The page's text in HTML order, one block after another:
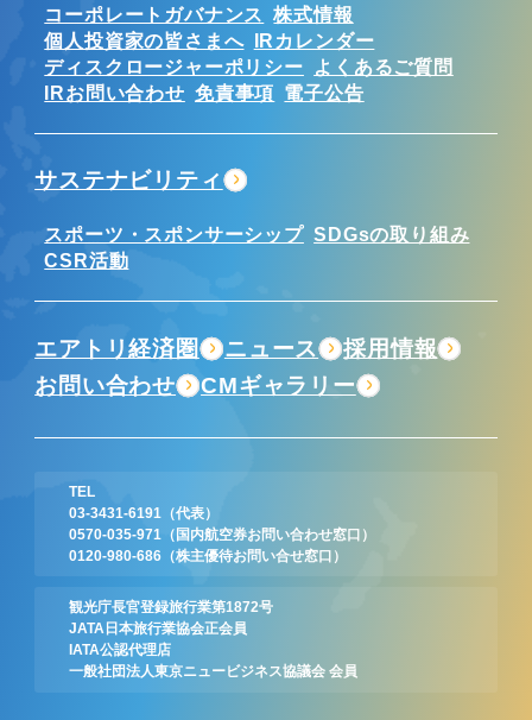
TEL
03-3431-6191
（代表）
0570-035-971
（国内航空券お問い合わせ窓口）
0120-980-686 （株主優待お問い合せ窓口）
観光庁長官登録旅行業第1872号
JATA日本旅行業協会正会員
IATA公認代理店
一般社団法人東京ニュービジネス協議会 会員
コーポレートガバナンス 株式情報
個人投資家の皆さまへ IRカレンダー
ディスクロージャーポリシー
よくあるご質問
IRお問い合わせ 免責事項 電子公告
サステナビリティ
スポーツ・スポンサーシップ SDGsの取り組み
CSR活動
エアトリ経済圏 ニュース
採用情報
お問い合わせ
CMギャラリー